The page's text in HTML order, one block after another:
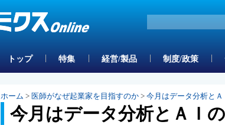
トップ 特集 経営/製品 制度/政策
ホーム > 医師がなぜ起業家を目指すのか > 今月はデータ分析と
今月はデータ分析とＡＩ